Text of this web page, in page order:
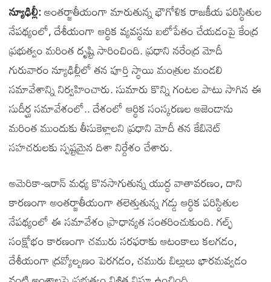
న్యూఢిల్లీ:అంతర్జాతీయంగా మారుతున్న భౌగోళిక రాజకీయ పరిస్థితుల
నేపథ్యంలో, దేశీయంగా ఆర్థిక వ్యవస్థను బలోపేతం చేయడంపై కేంద్ర
ప్రభుత్వం మరింత దృష్టి సారించింది. ప్రధాని నరేంద్ర మోదీ
గురువారం న్యూఢిల్లీలో తన పూర్తి స్థాయి మంత్రుల మండలి
సమావేశాన్ని నిర్వహించారు. సుమారు కొన్ని గంటల పాటు సాగిన ఈ
సుదీర్ఘ సమావేశంలో.. దేశంలో ఆర్థిక సంస్కరణల అజెండాను
మరింత ముందుకు తీసుకెళ్లాలని ప్రధాని మోదీ తన కేబినెట్
సహచరులకు స్పష్టమైన దిశా నిర్దేశం చేశారు.
అమెరికా-ఇరాన్ మధ్య కొనసాగుతున్న యుద్ధ వాతావరణం, దాని
కారణంగా అంతర్జాతీయంగా తలెత్తుతున్న గడ్డు ఆర్థిక పరిస్థితుల
నేపథ్యంలో ఈ సమావేశం ప్రాధాన్యత సంతరించుకుంది. గల్ఫ్
సంక్షోభం కారణంగా చమురు సరఫరాకు ఆటంకాలు కలగడం,
దేశీయంగా ద్రవ్యోల్బణం పెరగడం, చమురు బిల్లులు భారమవ్వడం